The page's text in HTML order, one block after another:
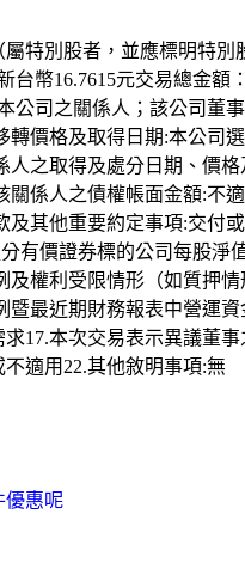
特別股者，並應標明特
台幣16.7615元交易總金
公司之關係人；該公司董
價格及取得日期:本公司
之取得及處分日期、價
係人之債權帳面金額:不
其他重要約定事項:交付
有價證券標的公司每股
權利受限情形（如質押
最近期財務報表中營運
17.本次交易表示異議董
適用22.其他敘明事項:無
優惠呢